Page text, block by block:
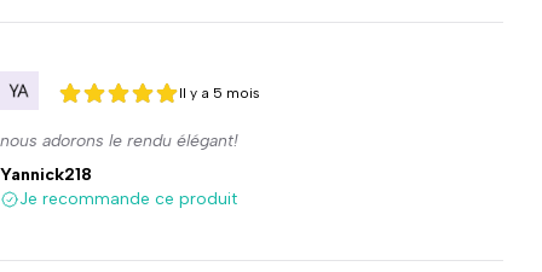
5 sur 5
5 sur 5
Il y a 5 mois
nous adorons le rendu élégant!
Yannick218
Je recommande ce produit